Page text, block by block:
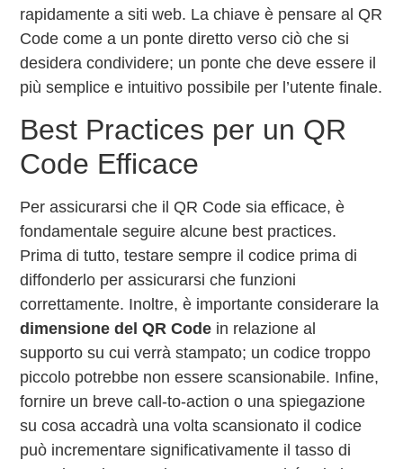
rapidamente a siti web. La chiave è pensare al QR
Code come a un ponte diretto verso ciò che si
desidera condividere; un ponte che deve essere il
più semplice e intuitivo possibile per l’utente finale.
Best Practices per un QR
Code Efficace
Per assicurarsi che il QR Code sia efficace, è
fondamentale seguire alcune best practices.
Prima di tutto, testare sempre il codice prima di
diffonderlo per assicurarsi che funzioni
correttamente. Inoltre, è importante considerare la
dimensione del QR Code in relazione al
supporto su cui verrà stampato; un codice troppo
piccolo potrebbe non essere scansionabile. Infine,
fornire un breve call-to-action o una spiegazione
su cosa accadrà una volta scansionato il codice
può incrementare significativamente il tasso di